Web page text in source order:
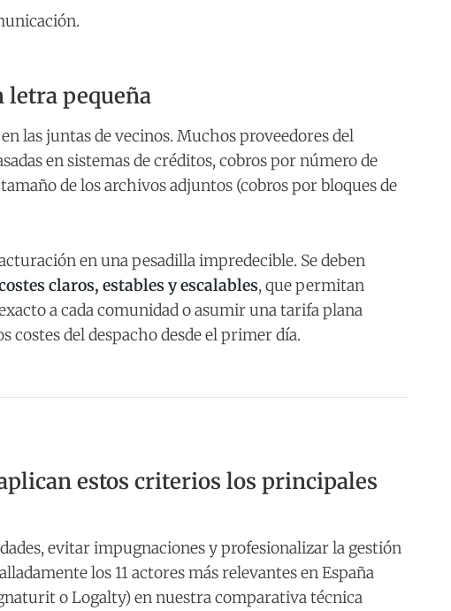
letra pequeña
las juntas de vecinos. Muchos proveedores del
en sistemas de créditos, cobros por número de
de los archivos adjuntos (cobros por bloques de
en una pesadilla impredecible. Se deben
claros, estables y escalables, que permitan
a cada comunidad o asumir una tarifa plana
del despacho desde el primer día.
estos criterios los principales
evitar impugnaciones y profesionalizar la gestión
los 11 actores más relevantes en España
o Logalty) en nuestra comparativa técnica